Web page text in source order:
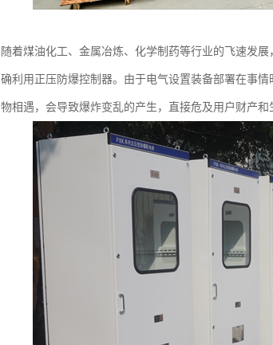
随着煤油化工、金属冶炼、化学制药等行业的飞速发
确利用正压防爆控制器。由于电气设置装备部署在事
物相遇，会导致爆炸变乱的产生，直接危及用户财产和